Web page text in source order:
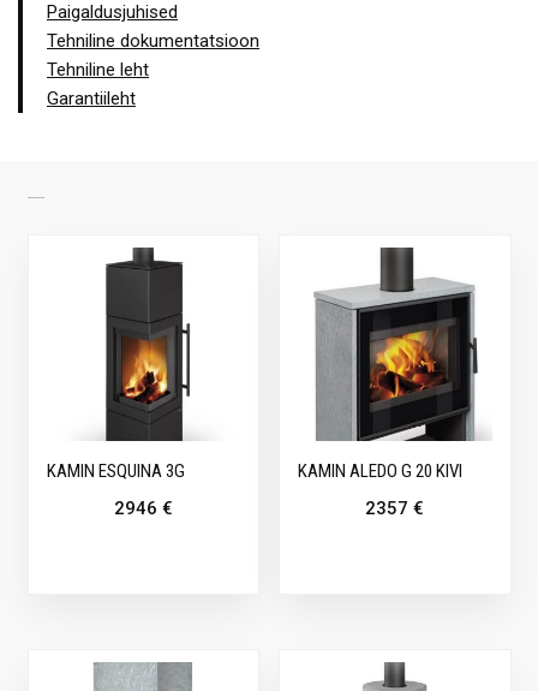
Paigaldusjuhised
Tehniline dokumentatsioon
Tehniline leht
Garantiileht
KAMIN ESQUINA 3G
2946 €
KAMIN ALEDO G 20 KIVI
2357€